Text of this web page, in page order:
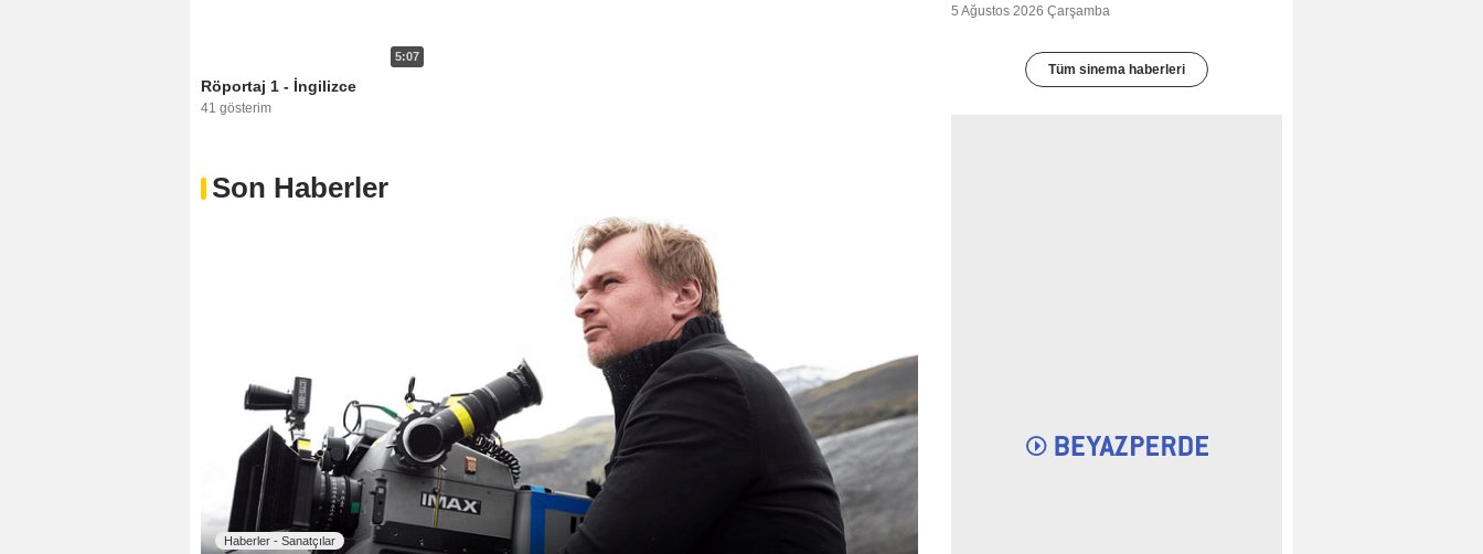
5:07
Röportaj 1 - İngilizce
41 gösterim
Son Haberler
Haberler - Sanatçılar
5 Ağustos 2026 Çarşamba
Tüm sinema haberleri